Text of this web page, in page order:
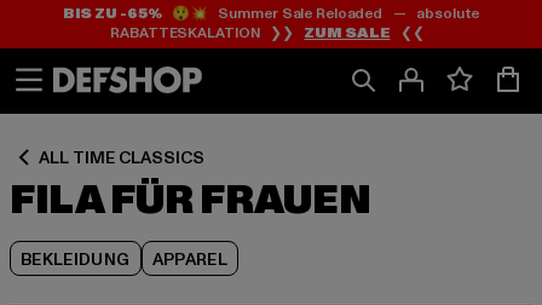
Zum
Inhalt
springen
Zum
Fußzeile
springen
BIS ZU -65%😲💥 Summer Sale Reloaded — absolute
RABATTESKALATION ❯❯ ZUM SALE ❮❮
ALL TIME CLASSICS
FILA FÜR FRAUEN
BEKLEIDUNG APPAREL
Zum
Produktraster
springen